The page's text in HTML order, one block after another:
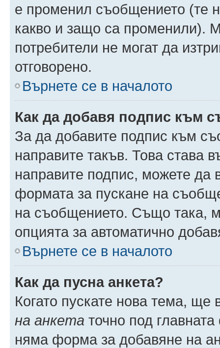
е променил съобщението (те
какво и защо са променили).
потребители не могат да
отговорено.
Върнете се в началото
Как да добавя подпис към
За да добавите подпис към
направите такъв. Това
направите подпис, можете да
формата за пускане на
на съобщението. Също така,
опцията за автоматично
Върнете се в началото
Как да пусна анкета?
Когато пускате нова тема,
на анкета точно под
няма форма за добавяне на